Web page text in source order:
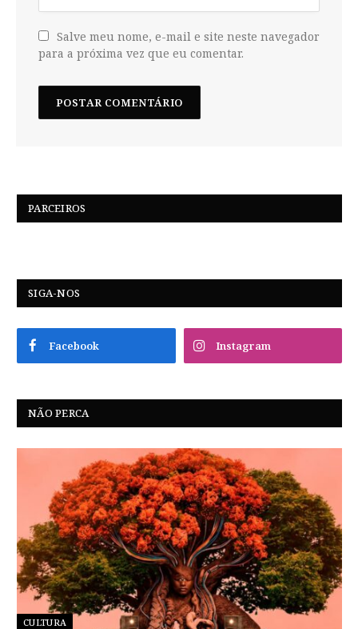
Salve meu nome, e-mail e site neste navegador
para a próxima vez que eu comentar.
PARCEIROS
SIGA-NOS
Facebook Instagram
NÃO PERCA
CULTURA